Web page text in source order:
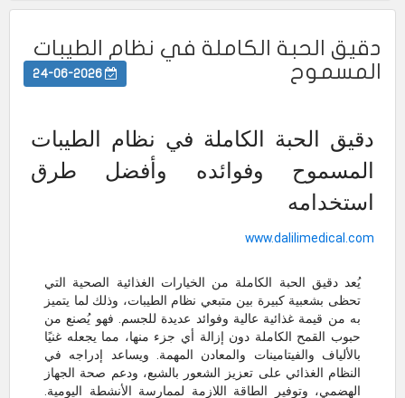
دقيق الحبة الكاملة في نظام الطيبات
المسموح
دقيق الحبة الكاملة في نظام الطيبات
المسموح وفوائده وأفضل طرق
استخدامه
www.dalilimedical.com
يُعد دقيق الحبة الكاملة من الخيارات الغذائية الصحية التي
تحظى بشعبية كبيرة بين متبعي نظام الطيبات، وذلك لما يتميز
به من قيمة غذائية عالية وفوائد عديدة للجسم. فهو يُصنع من
حبوب القمح الكاملة دون إزالة أي جزء منها، مما يجعله غنيًا
بالألياف والفيتامينات والمعادن المهمة. ويساعد إدراجه في
النظام الغذائي على تعزيز الشعور بالشبع، ودعم صحة الجهاز
الهضمي، وتوفير الطاقة اللازمة لممارسة الأنشطة اليومية.